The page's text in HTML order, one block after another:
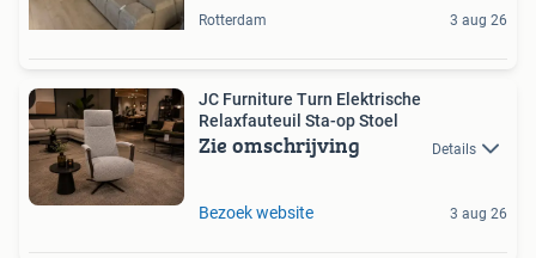
Rotterdam 3 aug 26
JC Furniture Turn Elektrische
Relaxfauteuil Sta-op Stoel
Zie omschrijving Details
Bezoek website 3 aug 26